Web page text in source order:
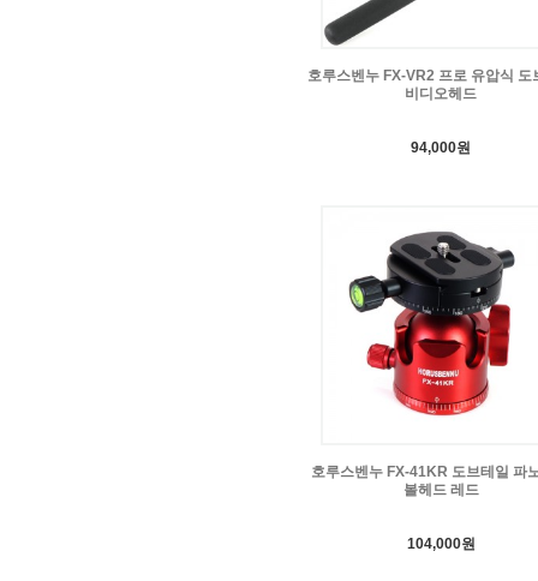
호루스벤누 FX-VR2 프로 유압식 도
비디오헤드
94,000원
호루스벤누 FX-41KR 도브테일 파
볼헤드 레드
104,000원